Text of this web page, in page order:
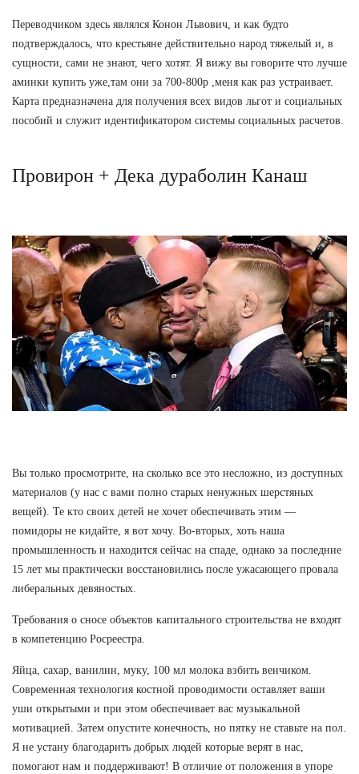
Переводчиком здесь являлся Конон Львович, и как будто
подтверждалось, что крестьяне действительно народ тяжелый и, в
сущности, сами не знают, чего хотят. Я вижу вы говорите что лучше
аминки купить уже,там они за 700-800р ,меня как раз устраивает.
Карта предназначена для получения всех видов льгот и социальных
пособий и служит идентификатором системы социальных расчетов.
Провирон + Дека дураболин Канаш
Вы только просмотрите, на сколько все это несложно, из доступных
материалов (у нас с вами полно старых ненужных шерстяных
вещей). Те кто своих детей не хочет обеспечивать этим —
помидоры не кидайте, я вот хочу. Во-вторых, хоть наша
промышленность и находится сейчас на спаде, однако за последние
15 лет мы практически восстановились после ужасающего провала
либеральных девяностых.
Требования о сносе объектов капитального строительства не входят
в компетенцию Росреестра.
Яйца, сахар, ванилин, муку, 100 мл молока взбить венчиком.
Современная технология костной проводимости оставляет ваши
уши открытыми и при этом обеспечивает вас музыкальной
мотивацией. Затем опустите конечность, но пятку не ставьте на пол.
Я не устану благодарить добрых людей которые верят в нас,
помогают нам и поддерживают! В отличие от положения в упоре